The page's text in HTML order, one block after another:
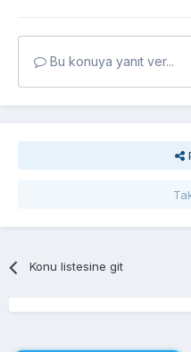
Bu konuya yanıt ver...
Konu listesine git